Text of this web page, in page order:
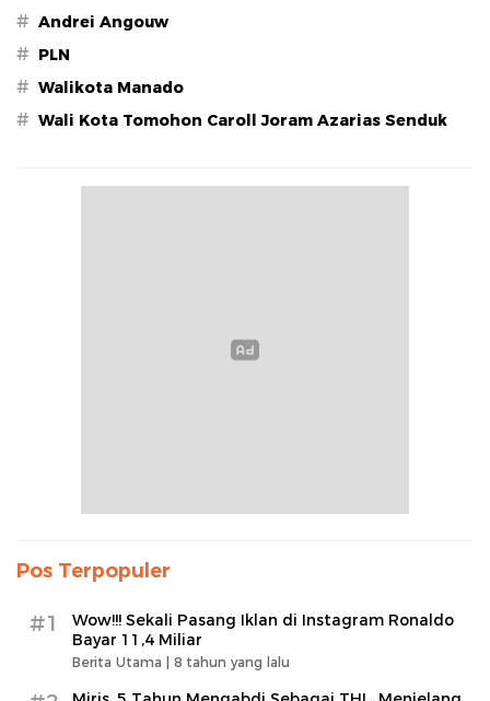
# Andrei Angouw
# PLN
# Walikota Manado
# Wali Kota Tomohon Caroll Joram Azarias Senduk
Pos Terpopuler
#1
Wow!!! Sekali Pasang Iklan di Instagram Ronaldo
Bayar 11,4 Miliar
Berita Utama | 8 tahun yang lalu